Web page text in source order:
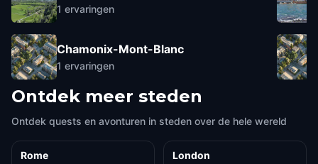
1 ervaringen
Chamonix-Mont-Blanc
1 ervaringen
Ontdek meer steden
Ontdek quests en avonturen in steden over de hele wereld
Rome London